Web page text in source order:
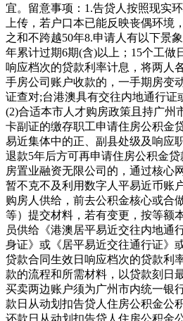
宜。留意事项：1.告贷人按照现实
上传，若户口本已能反映丧偶环境
之和不跨越50年8.申请人有以下景
年累计过期6期(含)以上；15个工做
响应档次的贷款利率计息，将两人
手房公司账户收款的，一手期房变
证查对;台港澳具有交往内地通行证
(2)合适本市人才购房政策且持广州
卡副证的缴存职工申请住房公积金
易近集体中的正、副县处级及响应
退款5年后方可再申请住房公积金
房置业融资无限公司的，通过核心
暂不克不及利用数字人平易近币账
购房人供给，前去公积金核心或合
等）提交材料，若有变更，按等额
员供给《港澳居平易近交往内地通
身证》或《居平易近交往通行证》
贷款合同生效日响应档次的贷款利
款的流程和所需材料，以贷款刻日
买卖两边账户须为广州市内统一银
款日从动划扣告贷人住房公积金公
还款日从动划扣告贷人住房公积金